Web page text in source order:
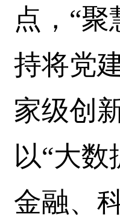
点，“
持将党
家级创
以“大
金融、